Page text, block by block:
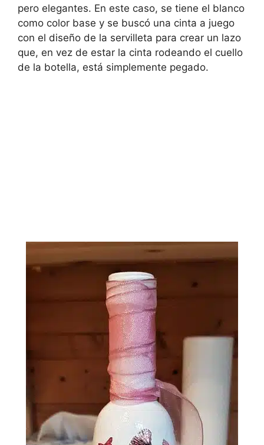
pero elegantes. En este caso, se tiene el blanco
como color base y se buscó una cinta a juego
con el diseño de la servilleta para crear un lazo
que, en vez de estar la cinta rodeando el cuello
de la botella, está simplemente pegado.